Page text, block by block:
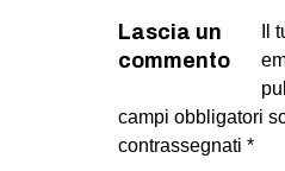
Lascia un
commento
Il
campi obbligatori
contrassegnati *